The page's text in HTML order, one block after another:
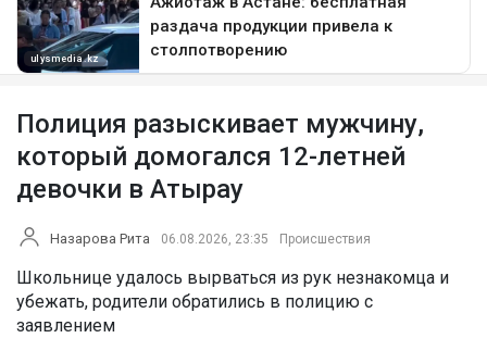
Полиция разыскивает мужчину,
который домогался 12-летней
девочки в Атырау
Назарова Рита 06.08.2026, 23:35 Происшествия
Школьнице удалось вырваться из рук незнакомца и
убежать, родители обратились в полицию с
заявлением